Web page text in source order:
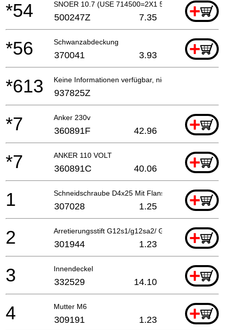
SNOER 10.7 (USE 714500=2X1 5M) +
*54 500247Z 7.35
Schwanzabdeckung +
*56 370041 3.93
Keine Informationen verfügbar, nicht bestellbar
*613 937825Z
Anker 230v +
*7 360891F 42.96
ANKER 110 VOLT +
*7 360891C 40.06
Schneidschraube D4x25 Mit Flansch (schwarz), H41m
+
1 307028 1.25
Arretierungsstift G12s1/g12sa2/ G13yb1/g13v/g13yd
+
2 301944 1.23
Innendeckel +
3 332529 14.10
Mutter M6 +
4 309191 1.23